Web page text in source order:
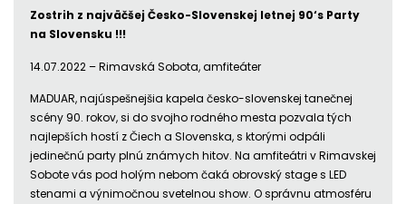
Zostrih z najväčšej Česko-Slovenskej letnej 90‘s Party
na Slovensku !!!
14.07.2022 – Rimavská Sobota, amfiteáter
MADUAR, najúspešnejšia kapela česko-slovenskej tanečnej
scény 90. rokov, si do svojho rodného mesta pozvala tých
najlepších hostí z Čiech a Slovenska, s ktorými odpáli
jedinečnú party plnú známych hitov. Na amfiteátri v Rimavskej
Sobote vás pod holým nebom čaká obrovský stage s LED
stenami a výnimočnou svetelnou show. O správnu atmosféru